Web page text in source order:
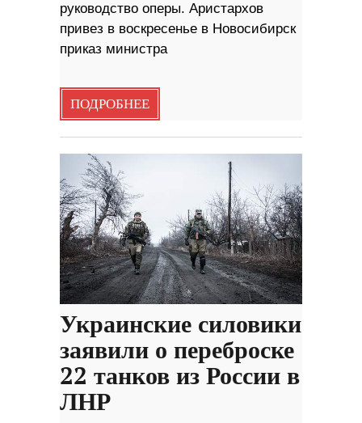
руководство оперы. Аристархов
привез в воскресенье в Новосибирск
приказ министра
ПОДРОБНЕЕ
Украинские силовики
заявили о переброске
22 танков из России в
ЛНР